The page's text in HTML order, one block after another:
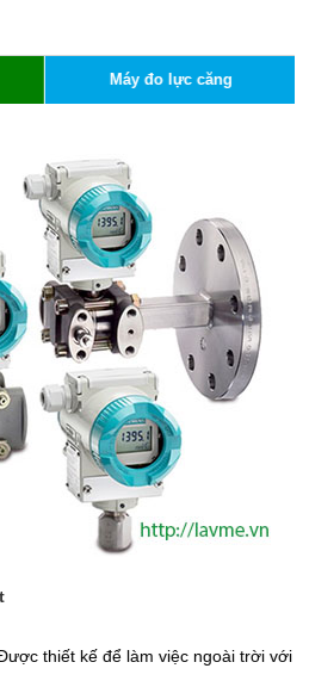
Máy đo lực căng
thiết kế để làm việc ngoài trời với